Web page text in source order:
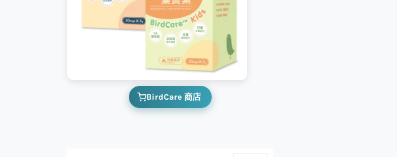
BirdCare 商店